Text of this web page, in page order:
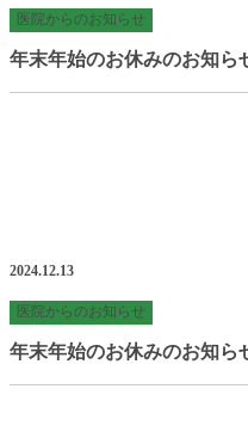
医院からのお知らせ
年末年始のお休みのお知ら
2024.12.13
医院からのお知らせ
年末年始のお休みのお知ら